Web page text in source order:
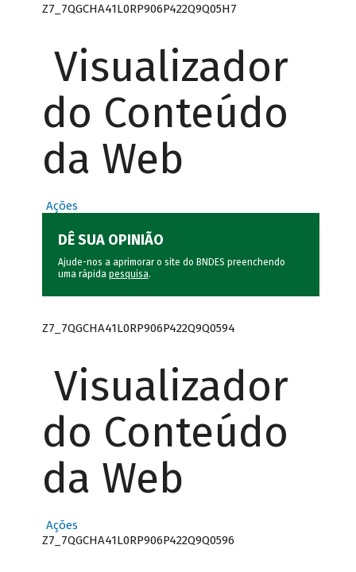
Z7_7QGCHA41L0RP906P422Q9Q05H7
Visualizador
do Conteúdo
da Web
Ações
DÊ SUA OPINIÃO
Ajude-nos a aprimorar o site do BNDES preenchendo
uma rápida pesquisa.
Z7_7QGCHA41L0RP906P422Q9Q0594
Visualizador
do Conteúdo
da Web
Ações
Z7_7QGCHA41L0RP906P422Q9Q0596